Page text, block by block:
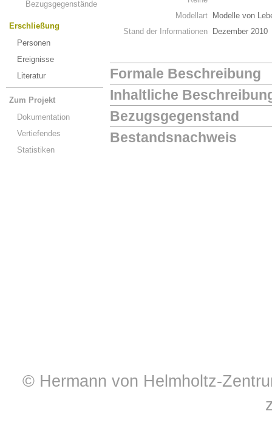
Bezugsgegenstände
Erschließung
Personen
Ereignisse
Literatur
Zum Projekt
Dokumentation
Vertiefendes
Statistiken
Modellart
Modelle von
Stand der Informationen
Dezember 2010
Formale Beschreibung
Inhaltliche
Bezugsgegenstand
Bestandsnachweis
© Hermann von Helmholtz-